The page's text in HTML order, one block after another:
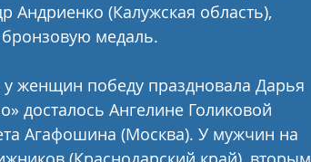
Андриенко (Калужская область),
бронзовую медаль.
женщин победу праздновала Дарья
досталось Ангелине Голиковой
Агафошина (Москва). У мужчин на